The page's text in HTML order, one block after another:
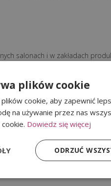
salonach i w zakładach
i profesjonalizm oraz znaleźć
plików cookie
cookie, aby zapewnić
na używanie przez nas
Dowiedz się więcej
ODRZUĆ